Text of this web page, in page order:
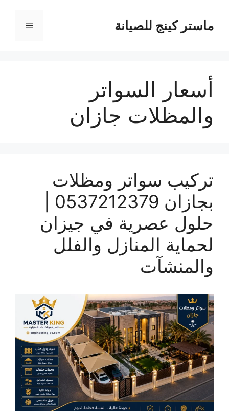
المحتوىماستر كينج للصيانة القائمة
أسعار السواتر
والمظلات جازان
تركيب سواتر ومظلات
حلول عصرية في جيزان
لحماية المنازل والفلل
والمنشآت